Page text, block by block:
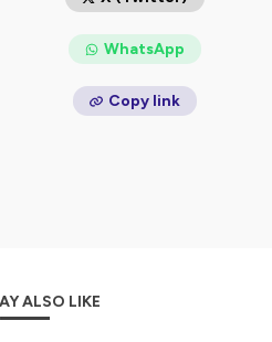
d'informations.WhatsApp
Copy link
ALSO LIKE